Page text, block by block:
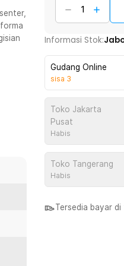
Informasi Stok:
Gudang Online
sisa 3
Toko Jakarta
Pusat
Habis
Toko Tangerang
Habis
Tersedia bayar